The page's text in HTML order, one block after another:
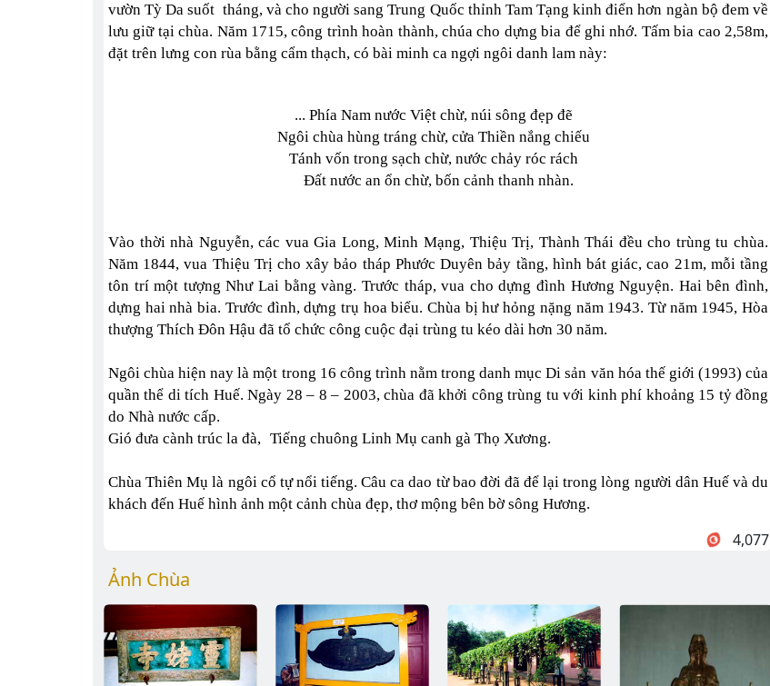
vườn Tỳ Da suốt tháng, và cho người sang Trung Quốc thỉnh Tam Tạng kinh điển hơn ngàn bộ đem về
lưu giữ tại chùa. Năm 1715, công trình hoàn thành, chúa cho dựng bia để ghi nhớ. Tấm bia cao 2,58m,
đặt trên lưng con rùa bằng cẩm thạch, có bài minh ca ngợi ngôi danh lam này:
... Phía Nam nước Việt chừ, núi sông đẹp đẽ
Ngôi chùa hùng tráng chừ, cửa Thiền nắng chiếu
Tánh vốn trong sạch chừ, nước chảy róc rách
Đất nước an ổn chừ, bốn cảnh thanh nhàn.
Vào thời nhà Nguyễn, các vua Gia Long, Minh Mạng, Thiệu Trị, Thành Thái đều cho trùng tu chùa.
Năm 1844, vua Thiệu Trị cho xây bảo tháp Phước Duyên bảy tầng, hình bát giác, cao 21m, mỗi tầng
tôn trí một tượng Như Lai bằng vàng. Trước tháp, vua cho dựng đình Hương Nguyện. Hai bên đình,
dựng hai nhà bia. Trước đình, dựng trụ hoa biểu. Chùa bị hư hỏng nặng năm 1943. Từ năm 1945, Hòa
thượng Thích Đôn Hậu đã tổ chức công cuộc đại trùng tu kéo dài hơn 30 năm.
Ngôi chùa hiện nay là một trong 16 công trình nằm trong danh mục Di sản văn hóa thế giới (1993) của
quần thể di tích Huế. Ngày 28 – 8 – 2003, chùa đã khởi công trùng tu với kinh phí khoảng 15 tỷ đồng
do Nhà nước cấp.
Gió đưa cành trúc la đà, Tiếng chuông Linh Mụ canh gà Thọ Xương.
Chùa Thiên Mụ là ngôi cổ tự nổi tiếng. Câu ca dao từ bao đời đã để lại trong lòng người dân Huế và du
khách đến Huế hình ảnh một cảnh chùa đẹp, thơ mộng bên bờ sông Hương.
4,077
Ảnh Chùa